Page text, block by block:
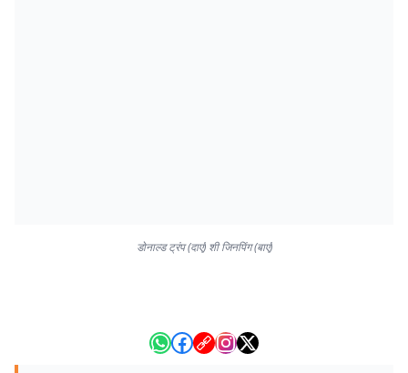
डोनाल्ड ट्रंप (दाएं) शी जिनपिंग (बाएं)